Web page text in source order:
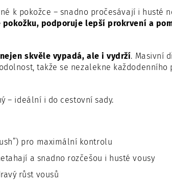
k pokožce – snadno pročesávají i husté
podporuje lepší prokrvení a
nejen skvěle vypadá, ale i vydrží. Masivní
takže se nezalekne každodenního
– ideální i do cestovní sady.
pro maximální kontrolu
a snadno rozčešou i husté vousy
růst vousů